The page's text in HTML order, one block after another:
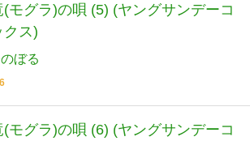
(モグラ)の唄 (5) (ヤングサンデーコ
クス)
ぼる
(モグラ)の唄 (6) (ヤングサンデーコ